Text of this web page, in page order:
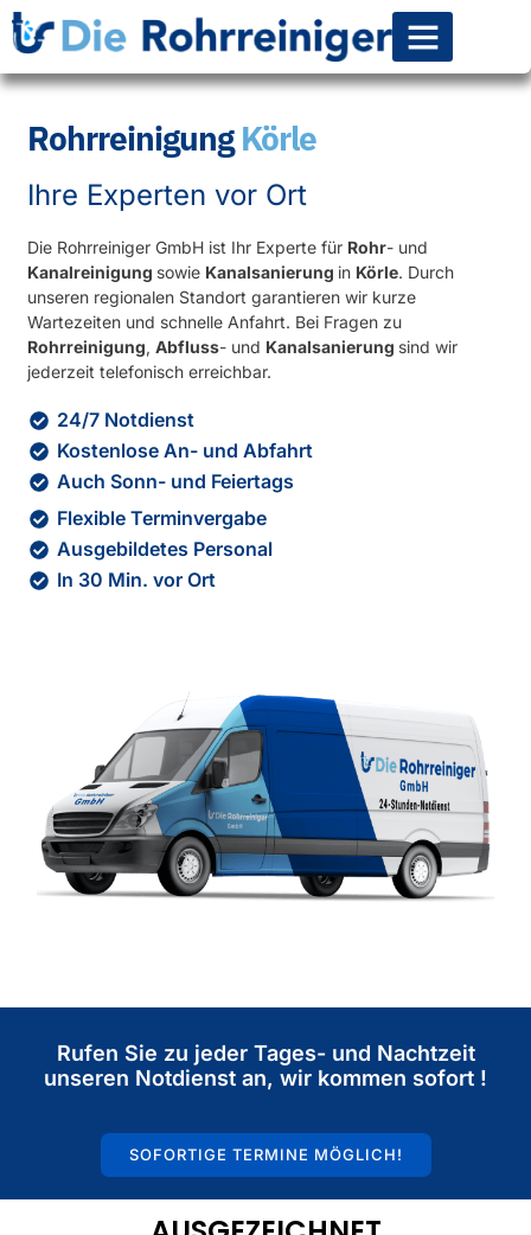
RohrreinigungKörle
Ihre Experten vor Ort
Die Rohrreiniger GmbH ist Ihr Experte für Rohr- und
Kanalreinigung sowie Kanalsanierung in Körle. Durch
unseren regionalen Standort garantieren wir kurze
Wartezeiten und schnelle Anfahrt. Bei Fragen zu
Rohrreinigung,Abfluss- und Kanalsanierung sind wir
jederzeit telefonisch erreichbar.
24/7 Notdienst
Kostenlose An- und Abfahrt
Auch Sonn- und Feiertags
Flexible Terminvergabe
Ausgebildetes Personal
In 30 Min. vor Ort
Rufen Sie zu jeder Tages- und Nachtzeit
unseren Notdienst an, wir kommen sofort !
SOFORTIGE TERMINE MÖGLICH!